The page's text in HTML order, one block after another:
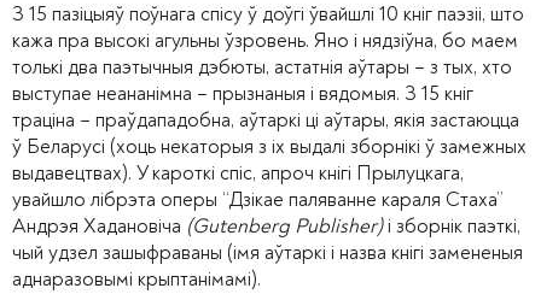
З 15 пазіцыяў поўнага спісу ў доўгі ўвайшлі 10 кніг паэзіі, што
кажа пра высокі агульны ўзровень. Яно і нядзіўна, бо маем
толькі два паэтычныя дэбюты, астатнія аўтары – з тых, хто
выступае неананімна – прызнаныя і вядомыя. З 15 кніг
траціна – праўдападобна, аўтаркі ці аўтары, якія застаюцца
ў Беларусі (хоць некаторыя з іх выдалі зборнікі ў замежных
выдавецтвах). У кароткі спіс, апроч кнігі Прылуцкага,
увайшло лібрэта оперы “Дзікае паляванне караля Стаха”
Андрэя Хадановіча (Gutenberg Publisher)і зборнік паэткі,
чый удзел зашыфраваны (імя аўтаркі і назва кнігі замененыя
аднаразовымі крыптанімамі).